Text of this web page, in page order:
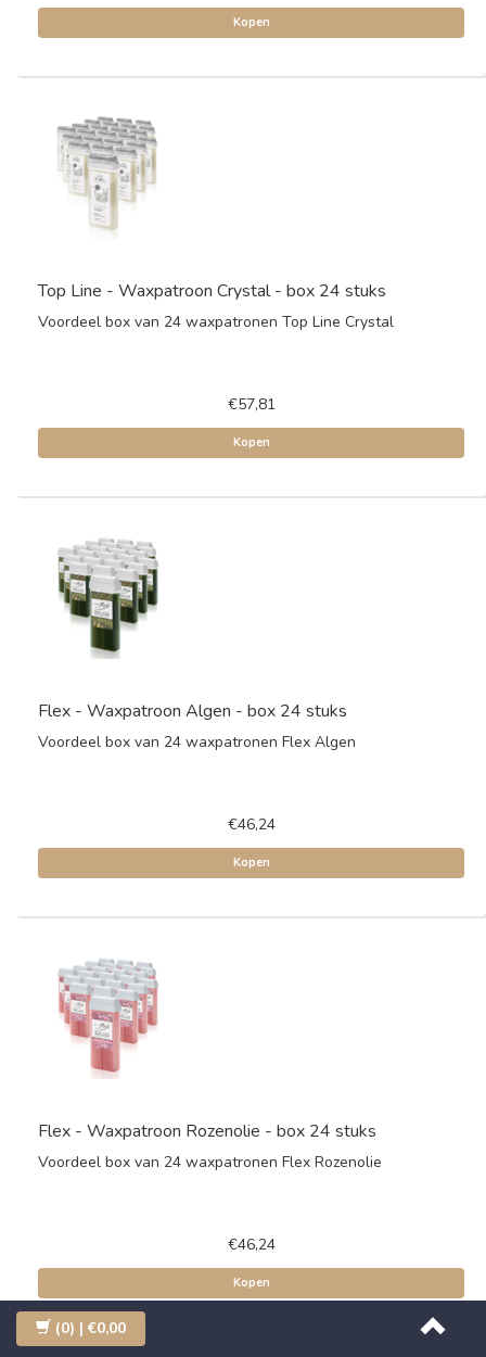
Kopen
Top Line - Waxpatroon Crystal - box 24 stuks
Voordeel box van 24 waxpatronen Top Line Crystal
€57,81
Kopen
Flex - Waxpatroon Algen - box 24 stuks
Voordeel box van 24 waxpatronen Flex Algen
€46,24
Kopen
Flex - Waxpatroon Rozenolie - box 24 stuks
Voordeel box van 24 waxpatronen Flex Rozenolie
€46,24
Kopen
(0) | €0,00